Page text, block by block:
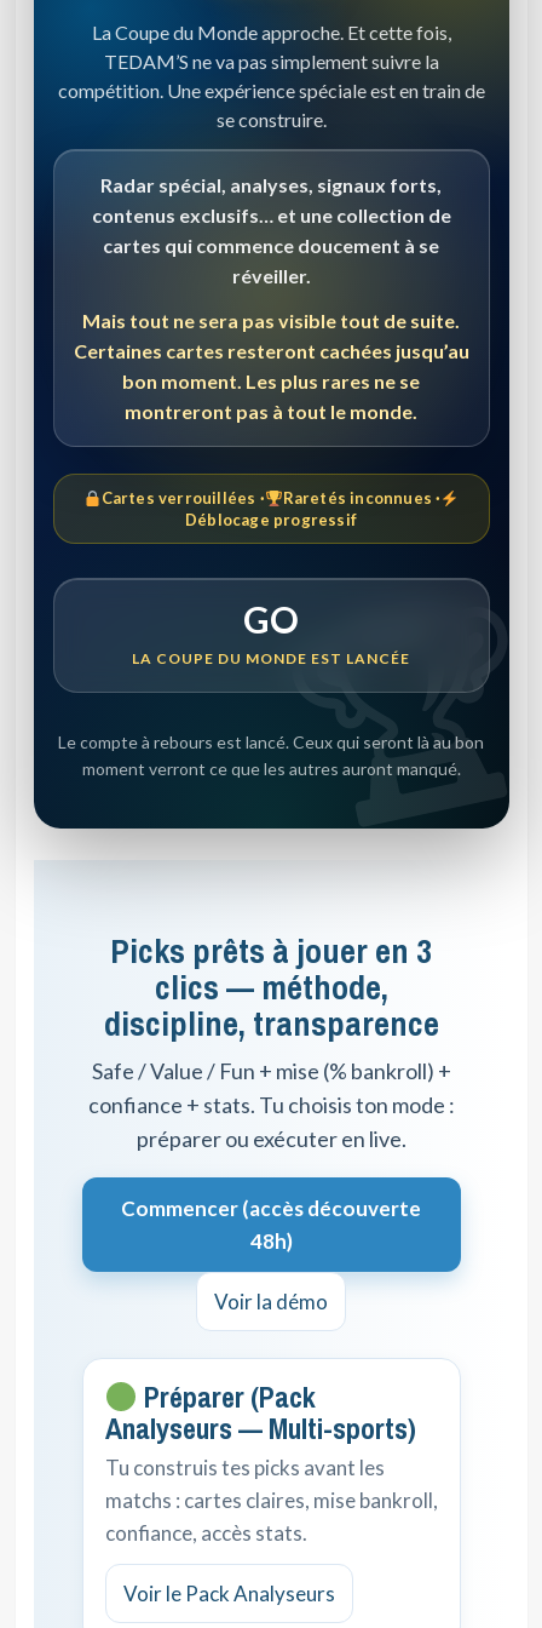
La Coupe du Monde approche. Et cette fois,
TEDAM’S ne va pas simplement suivre la
compétition. Une expérience spéciale est en train de
se construire.
Radar spécial, analyses, signaux forts,
contenus exclusifs… et une collection de
cartes qui commence doucement à se
réveiller.
Mais tout ne sera pas visible tout de suite.
Certaines cartes resteront cachées jusqu’au
bon moment. Les plus rares ne se
montreront pas à tout le monde.
Cartes verrouillées ·
Raretés inconnues ·
Déblocage progressif
GO
LA COUPE DU MONDE EST LANCÉE
Le compte à rebours est lancé. Ceux qui seront là au bon
moment verront ce que les autres auront manqué.
Picks prêts à jouer en 3
clics — méthode,
discipline, transparence
Safe / Value / Fun + mise (% bankroll) +
confiance + stats. Tu choisis ton mode :
préparer ou exécuter en live.
Commencer (accès découverte
48h)
Voir la démo
Préparer (Pack
Analyseurs — Multi-sports)
Tu construis tes picks avant les
matchs : cartes claires, mise bankroll,
confiance, accès stats.
Voir le Pack Analyseurs